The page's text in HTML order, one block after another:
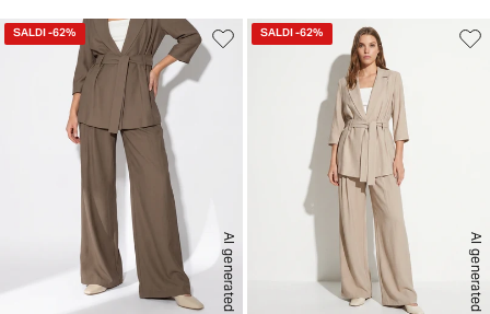
AI generated
SALDI-62%
AI generated
SALDI-62%